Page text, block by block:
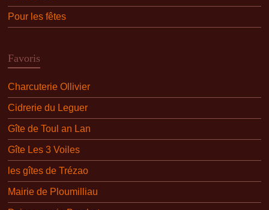
Pour les fêtes
Favoris
Charcuterie Ollivier
Cidrerie du Leguer
Gîte de Toul an Lan
Gîte Les 3 Voiles
les gîtes de Trézao
Mairie de Ploumilliau